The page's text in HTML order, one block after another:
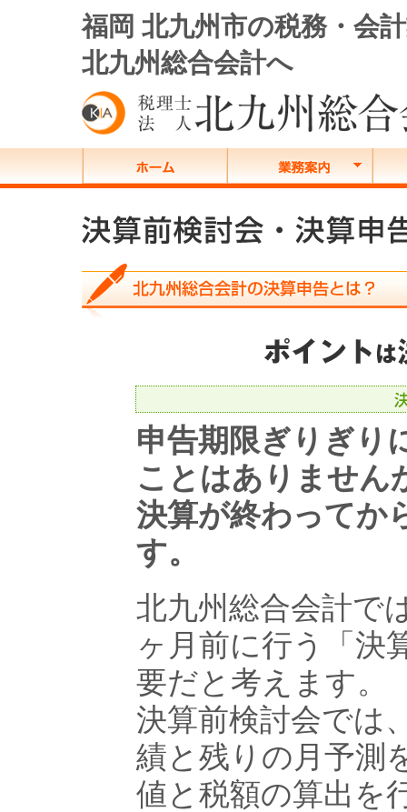
福岡 北九州市の税務・会
北九州総合会計へ
申告期限ぎりぎり
ことはありません
決算が終わってか
す。
北九州総合会計で
ヶ月前に行う「決
要だと考えます。
決算前検討会では
績と残りの月予測
値と税額の算出を